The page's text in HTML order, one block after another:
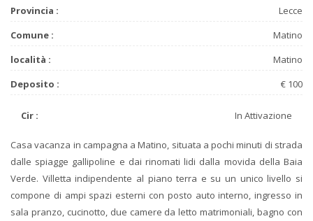
Provincia :
Lecce
Comune :
Matino
località :
Matino
Deposito :
€ 100
Cir : In Attivazione
Casa vacanza in campagna a Matino, situata a pochi minuti di strada
dalle spiagge gallipoline e dai rinomati lidi dalla movida della Baia
Verde. Villetta indipendente al piano terra e su un unico livello si
compone di ampi spazi esterni con posto auto interno, ingresso in
sala pranzo, cucinotto, due camere da letto matrimoniali, bagno con